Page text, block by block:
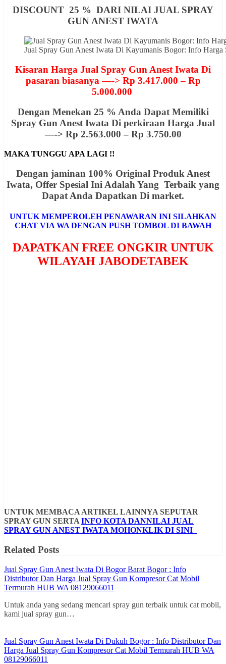
DISCOUNT 25 % DARI NILAI JUAL SPRAY
GUN ANEST IWATA
Jual Spray Gun Anest Iwata Di Kayumanis Bogor: Info
Kisaran Harga Jual Spray Gun Anest Iwata Di
pasaran biasanya —-> Rp 3.417.000 – Rp
5.000.000
Dengan Menekan 25 % Anda Dapat Memiliki
Spray Gun Anest Iwata Di perkiraan Harga Jual
—-> Rp 2.563.000 – Rp 3.750.00
MAKA TUNGGU APA LAGI !!
Dengan jaminan 100% Original Produk Anest
Iwata, Offer Spesial Ini Adalah Yang Terbaik yang
Dapat Anda Dapatkan Di market.
UNTUK MEMPEROLEH PENAWARAN INI SILAHKAN
CHAT VIA WA DENGAN PUSH TOMBOL DI BAWAH
DAPATKAN FREE ONGKIR UNTUK
WILAYAH JABODETABEK
UNTUK MEMBACA ARTIKEL LAINNYA SEPUTAR
SPRAY GUN SERTA INFO KOTA DANNILAI JUAL
SPRAY GUN ANEST IWATA MOHONKLIK DI SINI
Related Posts
Jual Spray Gun Anest Iwata Di Bogor Barat Bogor : Info
Distributor Dan Harga Jual Spray Gun Kompresor Cat Mobil
Termurah HUB WA 08129066011
Untuk anda yang sedang mencari spray gun terbaik untuk cat mobil,
kami jual spray gun…
Jual Spray Gun Anest Iwata Di Dukuh Bogor : Info Distributor Dan
Harga Jual Spray Gun Kompresor Cat Mobil Termurah HUB WA
08129066011